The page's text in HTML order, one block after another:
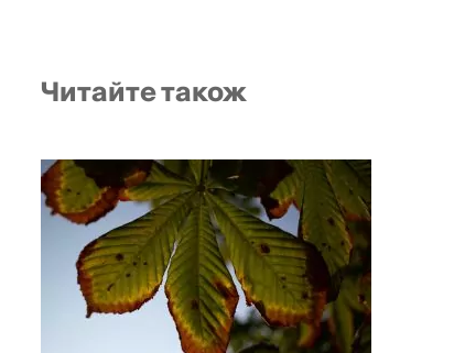
Читайте також